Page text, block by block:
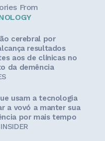
From
cerebral por
resultados
aos de clínicas no
da demência
usam a tecnologia
a vovó a manter sua
por mais tempo